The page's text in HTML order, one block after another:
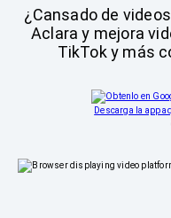
¿Cansado de
Aclara y mejora
TikTok y más
Descarga la app